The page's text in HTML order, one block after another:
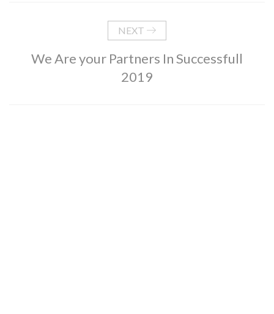
NEXT
We Are your Partners In Successfull
2019